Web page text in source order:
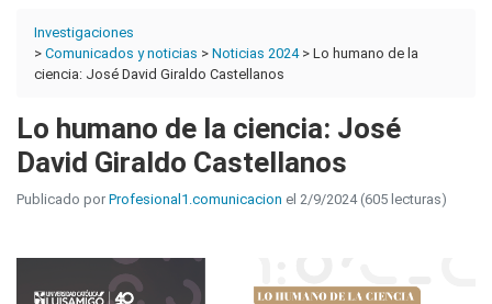
Investigaciones
> Comunicados y noticias > Noticias 2024> Lo humano de la
ciencia: José David Giraldo Castellanos
Lo humano de la ciencia: José
David Giraldo Castellanos
Publicado por Profesional1.comunicacion el 2/9/2024 (605 lecturas)